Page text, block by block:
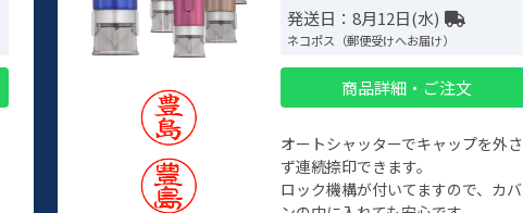
発送日：8月12日(水)
ネコポス（郵便受けへお届け）
商品詳細・ご注文
オートシャッターでキャップを外さ
ず連続捺印できます。
ロック機構が付いてますので、カバ